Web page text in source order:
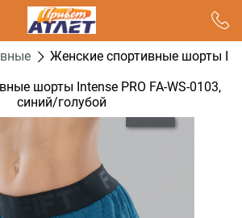
Женские спортивные шорты
шорты Intense PRO FA-WS-0103,
синий/голубой